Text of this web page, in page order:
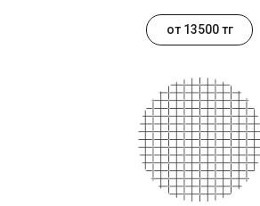
от 13500 тг